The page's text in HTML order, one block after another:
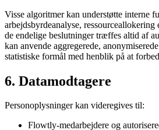
Visse algoritmer kan understøtte interne
arbejdsbyrdeanalyse, ressourceallokering
de endelige beslutninger træffes altid af
kan anvende aggregerede,
statistiske formål med henblik på at
6. Datamodtagere
Personoplysninger kan videregives til:
Flowtly-medarbejdere og